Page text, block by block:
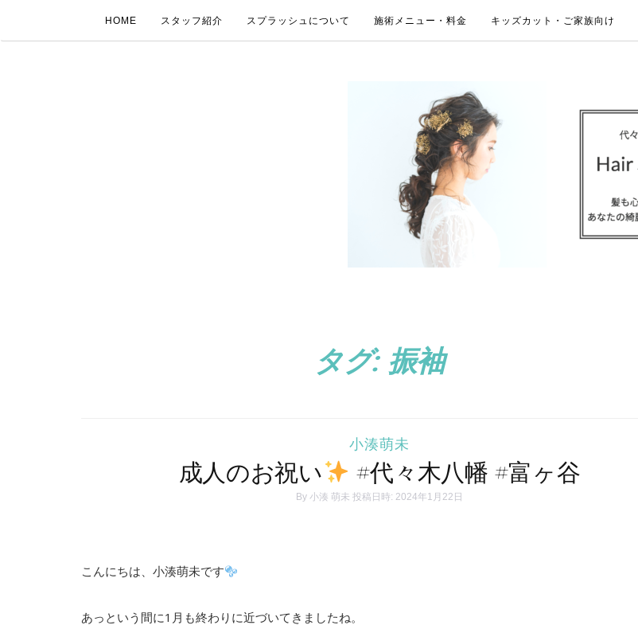
HOME スタッフ紹介 スプラッシュについて 施術メニュー・料金 キッズカット・ご家族向け
タグ: 振袖
小湊萌未
成人のお祝い #代々木八幡 #富ヶ谷
By 小湊 萌未 投稿日時: 2024年1月22日
こんにちは、小湊萌未です
あっという間に1月も終わりに近づいてきましたね。